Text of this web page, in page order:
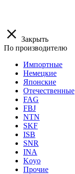
Закрыть
По производителю
Импортные
Немецкие
Японские
Отечественные
FAG
FBJ
NTN
SKF
ISB
SNR
INA
Koyo
Прочие